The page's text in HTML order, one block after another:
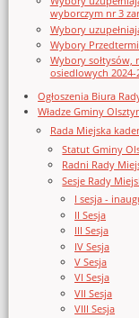
wyborczym nr 3
Wybory
Wybory
Wybory sołtysów,
osiedlowych 2024-
Ogłoszenia Biura
Władze Gminy
Rada Miejska
Statut Gminy
Radni Rady
Sesje Rady
I sesja -
II Sesja
III Sesja
IV Sesja
V Sesja
VI Sesja
VII Sesja
VIII Sesja